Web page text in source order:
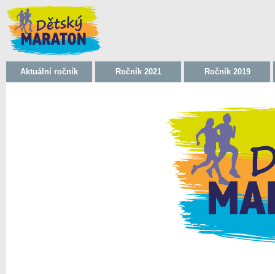
Aktuální ročník Ročník 2021 Ročník 2019